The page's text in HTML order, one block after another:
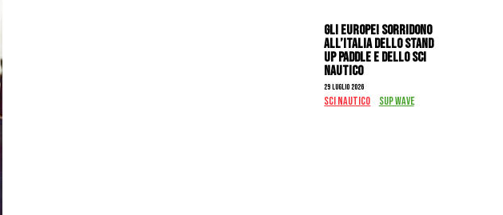
Gli Europei sorridono
all’Italia dello stand
up paddle e dello sci
nautico
29 Luglio 2026
SCI NAUTICO SUP WAVE